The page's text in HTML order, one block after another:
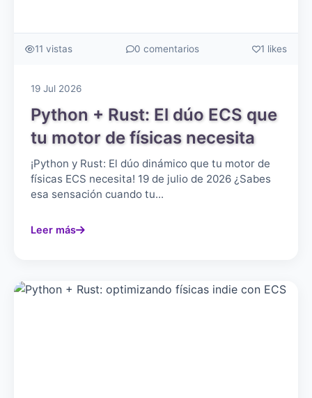
11 vistas 0 comentarios 1 likes
19 Jul 2026
Python + Rust: El dúo ECS que
tu motor de físicas necesita
¡Python y Rust: El dúo dinámico que tu motor de
físicas ECS necesita! 19 de julio de 2026 ¿Sabes
esa sensación cuando tu...
Leer más